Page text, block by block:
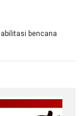
bencana